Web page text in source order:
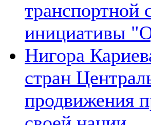
транспортной
инициативы
Нигора
стран
продвижения